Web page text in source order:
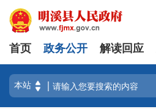
首页 政务公开 解读回应